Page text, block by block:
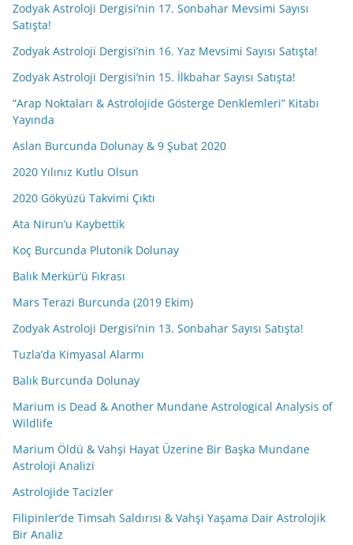
Zodyak Astroloji Dergisi’nin 17. Sonbahar Mevsimi Sayısı
Satışta!
Zodyak Astroloji Dergisi’nin 16. Yaz Mevsimi Sayısı Satışta!
Zodyak Astroloji Dergisi’nin 15. İlkbahar Sayısı Satışta!
“Arap Noktaları & Astrolojide Gösterge Denklemleri” Kitabı
Yayında
Aslan Burcunda Dolunay & 9 Şubat 2020
2020 Yılınız Kutlu Olsun
2020 Gökyüzü Takvimi Çıktı
Ata Nirun’u Kaybettik
Koç Burcunda Plutonik Dolunay
Balık Merkür’ü Fıkrası
Mars Terazi Burcunda (2019 Ekim)
Zodyak Astroloji Dergisi’nin 13. Sonbahar Sayısı Satışta!
Tuzla’da Kimyasal Alarmı
Balık Burcunda Dolunay
Marium is Dead & Another Mundane Astrological Analysis of
Wildlife
Marium Öldü & Vahşi Hayat Üzerine Bir Başka Mundane
Astroloji Analizi
Astrolojide Tacizler
Filipinler’de Timsah Saldırısı & Vahşi Yaşama Dair Astrolojik
Bir Analiz